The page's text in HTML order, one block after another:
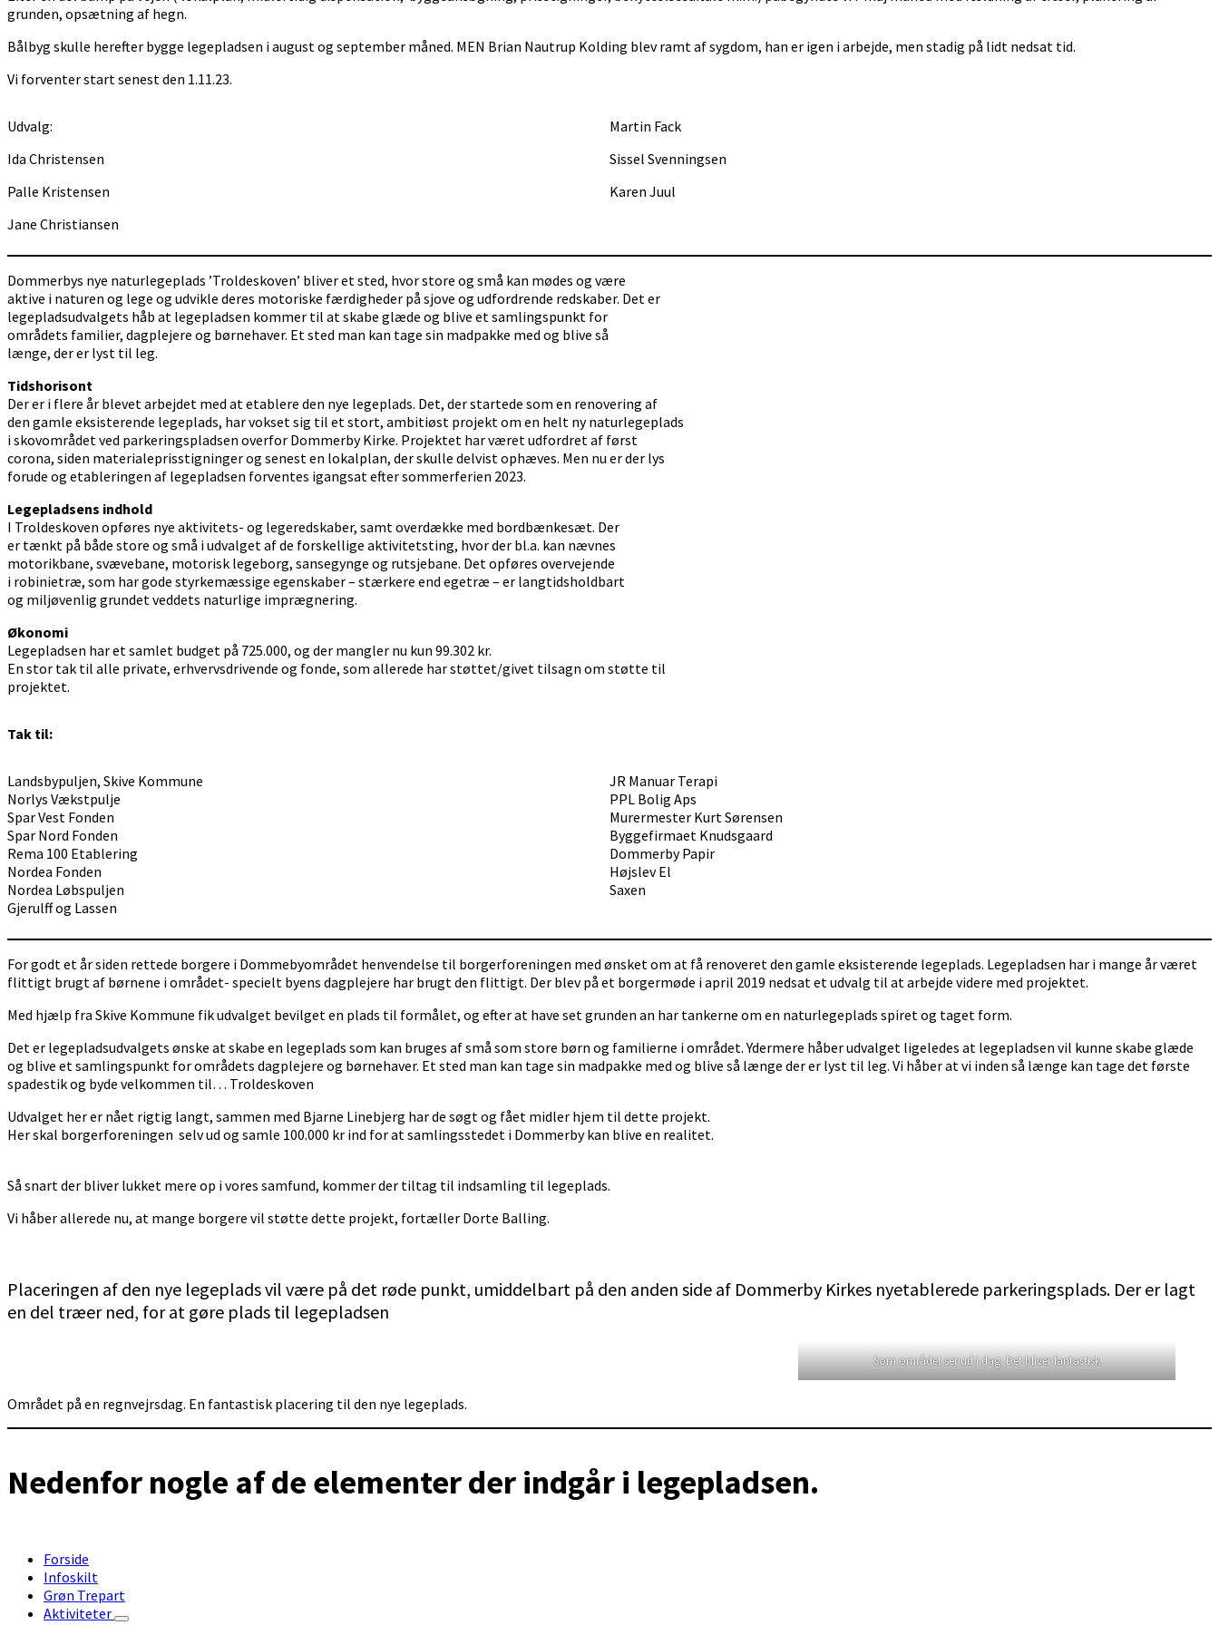
grunden, opsætning af hegn.
Bålbyg skulle herefter bygge legepladsen i august og september måned. MEN Brian Nautrup Kolding blev ramt af sygdom, han er igen i arbejde, men stadig på lidt nedsat tid.
Vi forventer start senest den 1.11.23.
Udvalg:
Ida Christensen
Palle Kristensen
Jane Christiansen
Martin Fack
Sissel Svenningsen
Karen Juul
Dommerbys nye naturlegeplads ’Troldeskoven’ bliver et sted, hvor store og små kan mødes og være
aktive i naturen og lege og udvikle deres motoriske færdigheder på sjove og udfordrende redskaber. Det er
legepladsudvalgets håb at legepladsen kommer til at skabe glæde og blive et samlingspunkt for
områdets familier, dagplejere og børnehaver. Et sted man kan tage sin madpakke med og blive så
længe, der er lyst til leg.
Tidshorisont
Der er i flere år blevet arbejdet med at etablere den nye legeplads. Det, der startede som en renovering af
den gamle eksisterende legeplads, har vokset sig til et stort, ambitiøst projekt om en helt ny naturlegeplads
i skovområdet ved parkeringspladsen overfor Dommerby Kirke. Projektet har været udfordret af først
corona, siden materialeprisstigninger og senest en lokalplan, der skulle delvist ophæves. Men nu er der lys
forude og etableringen af legepladsen forventes igangsat efter sommerferien 2023.
Legepladsens indhold
I Troldeskoven opføres nye aktivitets- og legeredskaber, samt overdække med bordbænkesæt. Der
er tænkt på både store og små i udvalget af de forskellige aktivitetsting, hvor der bl.a. kan nævnes
motorikbane, svævebane, motorisk legeborg, sansegynge og rutsjebane. Det opføres overvejende
i robinietræ, som har gode styrkemæssige egenskaber – stærkere end egetræ – er langtidsholdbart
og miljøvenlig grundet veddets naturlige imprægnering.
Økonomi
Legepladsen har et samlet budget på 725.000, og der mangler nu kun 99.302 kr.
En stor tak til alle private, erhvervsdrivende og fonde, som allerede har støttet/givet tilsagn om støtte til
projektet.
Tak til:
Landsbypuljen, Skive Kommune
Norlys Vækstpulje
Spar Vest Fonden
Spar Nord Fonden
Rema 100 Etablering
Nordea Fonden
Nordea Løbspuljen
Gjerulff og Lassen
JR Manuar Terapi
PPL Bolig Aps
Murermester Kurt Sørensen
Byggefirmaet Knudsgaard
Dommerby Papir
Højslev El
Saxen
For godt et år siden rettede borgere i Dommebyområdet henvendelse til borgerforeningen med ønsket om at få renoveret den gamle eksisterende legeplads. Legepladsen har i mange år været
flittigt brugt af børnene i området- specielt byens dagplejere har brugt den flittigt. Der blev på et borgermøde i april 2019 nedsat et udvalg til at arbejde videre med projektet.
Med hjælp fra Skive Kommune fik udvalget bevilget en plads til formålet, og efter at have set grunden an har tankerne om en naturlegeplads spiret og taget form.
Det er legepladsudvalgets ønske at skabe en legeplads som kan bruges af små som store børn og familierne i området. Ydermere håber udvalget ligeledes at legepladsen vil kunne skabe glæde
og blive et samlingspunkt for områdets dagplejere og børnehaver. Et sted man kan tage sin madpakke med og blive så længe der er lyst til leg. Vi håber at vi inden så længe kan tage det første
spadestik og byde velkommen til… Troldeskoven
Udvalget her er nået rigtig langt, sammen med Bjarne Linebjerg har de søgt og fået midler hjem til dette projekt.
Her skal borgerforeningen selv ud og samle 100.000 kr ind for at samlingsstedet i Dommerby kan blive en realitet.
Så snart der bliver lukket mere op i vores samfund, kommer der tiltag til indsamling til legeplads.
Vi håber allerede nu, at mange borgere vil støtte dette projekt, fortæller Dorte Balling.
Placeringen af den nye legeplads vil være på det røde punkt, umiddelbart på den anden side af Dommerby Kirkes nyetablerede parkeringsplads. Der er lagt
en del træer ned, for at gøre plads til legepladsen
Som området ser ud i dag. Det bliver fantastisk
Området på en regnvejrsdag. En fantastisk placering til den nye legeplads.
Nedenfor nogle af de elementer der indgår i legepladsen.
Forside
Infoskilt
Grøn Trepart
Aktiviteter